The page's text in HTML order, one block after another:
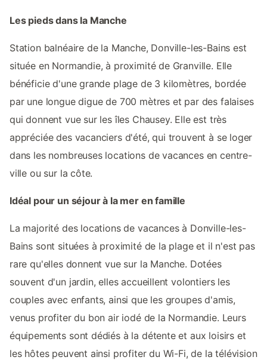
Les pieds dans la Manche
Station balnéaire de la Manche, Donville-les-Bains est
située en Normandie, à proximité de Granville. Elle
bénéficie d'une grande plage de 3 kilomètres, bordée
par une longue digue de 700 mètres et par des falaises
qui donnent vue sur les îles Chausey. Elle est très
appréciée des vacanciers d'été, qui trouvent à se loger
dans les nombreuses locations de vacances en centre-
ville ou sur la côte.
Idéal pour un séjour à la mer en famille
La majorité des locations de vacances à Donville-les-
Bains sont situées à proximité de la plage et il n'est pas
rare qu'elles donnent vue sur la Manche. Dotées
souvent d'un jardin, elles accueillent volontiers les
couples avec enfants, ainsi que les groupes d'amis,
venus profiter du bon air iodé de la Normandie. Leurs
équipements sont dédiés à la détente et aux loisirs et
les hôtes peuvent ainsi profiter du Wi-Fi, de la télévision